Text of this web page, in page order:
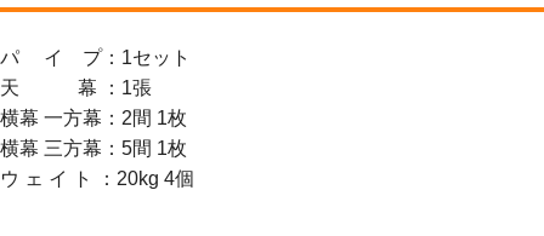
パ イ プ：1セット
天 幕 ：1張
横幕 一方幕：2間 1枚
横幕 三方幕：5間 1枚
ウ ェ イ ト ：20kg 4個